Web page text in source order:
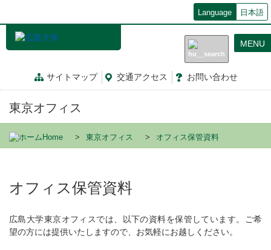
Language 日本語
サイトマップ 交通アクセス お問い合わせ
MENU
東京オフィス
Home 東京オフィス オフィス保管資料
オフィス保管資料
広島大学東京オフィスでは、以下の資料を保管しています。ご希
望の方には提供いたしますので、お気軽にお越しください。